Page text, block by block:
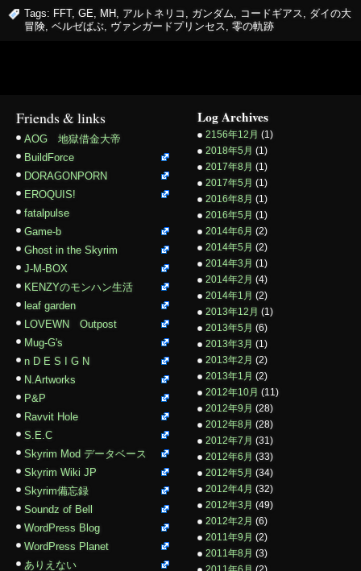
Tags: FFT, GE, MH, アルトネリコ , ガンダム, コードギアス, ダイの大
冒険, ベルゼばぶ, ヴァンガードプリンセス, 零の軌跡
Friends & links
AOG 地獄借金大帝
BuildForce
DORAGONPORN
EROQUIS!
fatalpulse
Game-b
Ghost in the Skyrim
J-M-BOX
KENZYのモンハン生活
leaf garden
LOVEWN Outpost
Mug-G's
n D E S I G N
N.Artworks
P&P
Ravvit Hole
S.E.C
Skyrim Mod データベース
Skyrim Wiki JP
Skyrim備忘録
Soundz of Bell
WordPress Blog
WordPress Planet
ありえない
Log Archives
2156年12月 (1)
2018年5月 (1)
2017年8月 (1)
2017年5月 (1)
2016年8月 (1)
2016年5月 (1)
2014年6月 (2)
2014年5月 (2)
2014年3月 (1)
2014年2月 (4)
2014年1月 (2)
2013年12月 (1)
2013年5月 (6)
2013年3月 (1)
2013年2月 (2)
2013年1月 (2)
2012年10月 (11)
2012年9月 (28)
2012年8月 (28)
2012年7月 (31)
2012年6月 (33)
2012年5月 (34)
2012年4月 (32)
2012年3月 (49)
2012年2月 (6)
2011年9月 (2)
2011年8月 (3)